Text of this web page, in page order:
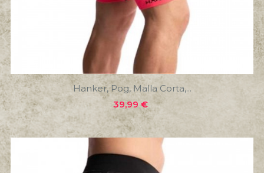
Hanker, Pog, Malla Corta,...
Precio
39,99 €